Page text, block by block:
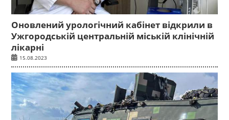
Оновлений урологічний кабінет відкрили в
Ужгородській центральній міській клінічній
лікарні
15.08.2023